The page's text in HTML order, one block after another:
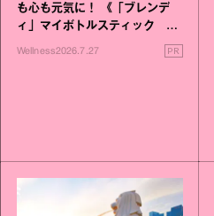
も心も元気に！ 《「ブレンデ
ィ」マイボトルスティック い
いこと毎日》シリーズが誕生
Wellness2026.7.27 PR